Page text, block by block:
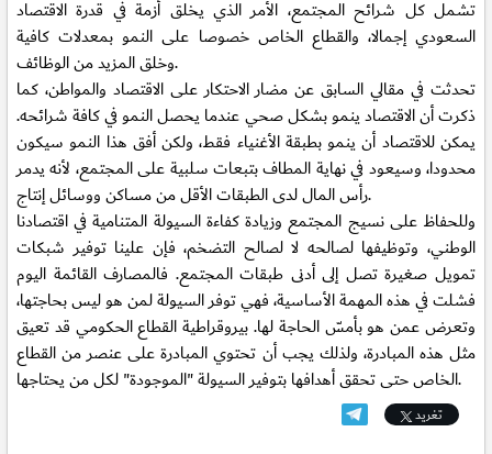
تشمل كل شرائح المجتمع، الأمر الذي يخلق أزمة في قدرة الاقتصاد
السعودي إجمالا، والقطاع الخاص خصوصا على النمو بمعدلات كافية
وخلق المزيد من الوظائف.
تحدثت في مقالي السابقعن مضار الاحتكار على الاقتصاد والمواطن، كما
ذكرت أن الاقتصاد ينمو بشكل صحي عندما يحصل النمو في كافة شرائحه.
يمكن للاقتصاد أن ينمو بطبقة الأغنياء فقط، ولكن أفق هذا النمو سيكون
محدودا، وسيعود في نهاية المطاف بتبعات سلبية على المجتمع، لأنه يدمر
رأس المال لدى الطبقات الأقل من مساكن ووسائل إنتاج.
وللحفاظ على نسيج المجتمع وزيادة كفاءة السيولة المتنامية في اقتصادنا
الوطني، وتوظيفها لصالحه لا لصالح التضخم، فإن علينا توفير شبكات
تمويل صغيرة تصل إلى أدنى طبقات المجتمع. فالمصارف القائمة اليوم
فشلت في هذه المهمة الأساسية، فهي توفر السيولة لمن هو ليس بحاجتها،
وتعرض عمن هو بأمسّ الحاجة لها. بيروقراطية القطاع الحكومي قد تعيق
مثل هذه المبادرة، ولذلك يجب أن تحتوي المبادرة على عنصر من القطاع
الخاص حتى تحقق أهدافها بتوفير السيولة "الموجودة" لكل من يحتاجها.
تغريد